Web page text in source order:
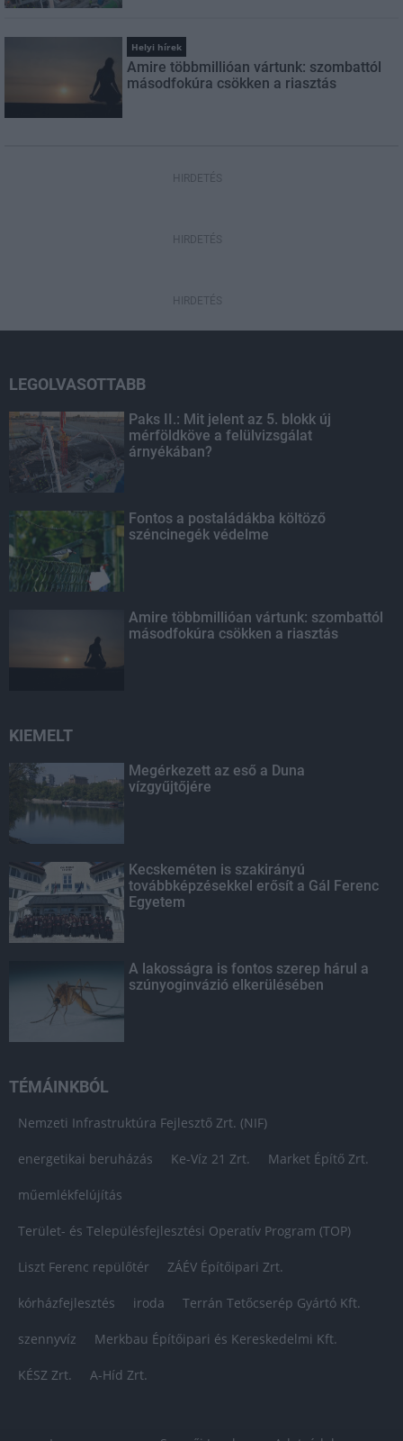
Helyi hírek
Amire többmillióan vártunk: szombattól
másodfokúra csökken a riasztás
HIRDETÉS
HIRDETÉS
HIRDETÉS
LEGOLVASOTTABB
Paks II.: Mit jelent az 5. blokk új
mérföldköve a felülvizsgálat
árnyékában?
Fontos a postaládákba költöző
széncinegék védelme
Amire többmillióan vártunk: szombattól
másodfokúra csökken a riasztás
KIEMELT
Megérkezett az eső a Duna
vízgyűjtőjére
Kecskeméten is szakirányú
továbbképzésekkel erősít a Gál Ferenc
Egyetem
A lakosságra is fontos szerep hárul a
szúnyoginvázió elkerülésében
TÉMÁINKBÓL
Nemzeti Infrastruktúra Fejlesztő Zrt. (NIF)
energetikai beruházás Ke-Víz 21 Zrt. Market Építő Zrt.
műemlékfelújítás
Terület- és Településfejlesztési Operatív Program (TOP)
Liszt Ferenc repülőtér ZÁÉV Építőipari Zrt.
kórházfejlesztés iroda Terrán Tetőcserép Gyártó Kft.
szennyvíz Merkbau Építőipari és Kereskedelmi Kft.
KÉSZ Zrt. A-Híd Zrt.